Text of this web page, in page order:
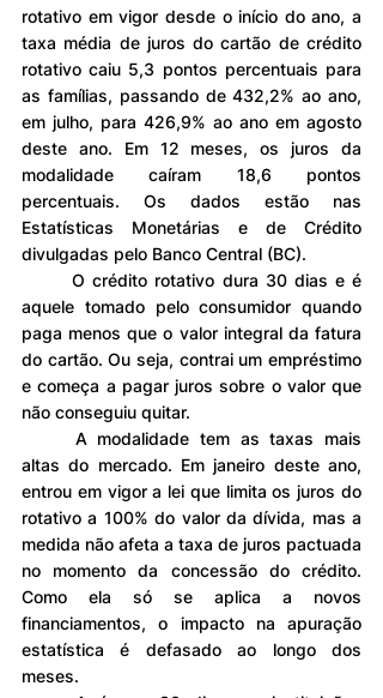
rotativo em vigor desde o início do ano, a
taxa média de juros do cartão de crédito
rotativo caiu 5,3 pontos percentuais para
as famílias, passando de 432,2% ao ano,
em julho, para 426,9% ao ano em agosto
deste ano. Em 12 meses, os juros da
modalidade caíram 18,6 pontos
percentuais. Os dados estão nas
Estatísticas Monetárias e de Crédito
divulgadas pelo Banco Central (BC).
	O crédito rotativo dura 30 dias e é
aquele tomado pelo consumidor quando
paga menos que o valor integral da fatura
do cartão. Ou seja, contrai um empréstimo
e começa a pagar juros sobre o valor que
não conseguiu quitar.
altas do mercado. Em janeiro deste ano,
entrou em vigor a lei que limita os juros do
rotativo a 100% do valor da dívida, mas a
medida não afeta a taxa de juros pactuada
no momento da concessão do crédito.
Como ela só se aplica a novos
financiamentos, o impacto na apuração
estatística é defasado ao longo dos
meses.